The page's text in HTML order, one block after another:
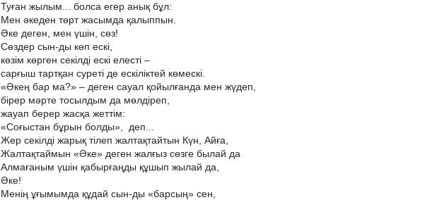
Туған жылым... болса егер анық бұл:
Мен әкеден төрт жасымда қалыппын.
Әке деген, мен үшін, сөз!
Сөздер сын-ды көп ескі,
көзім көрген секілді ескі елесті –
сарғыш тартқан суреті де ескіліктей көмескі.
«Әкең бар ма?» – деген сауал қойылғанда мен жүдеп,
бірер мәрте тосылдым да мөлдіреп,
жауап берер жасқа жеттім:
«Соғыстан бұрын болды», деп...
Жер секілді жарық тілеп жалтақтайтын Күн, Айға,
Жалтақтаймын «Әке» деген жалғыз сөзге былай да
Алмағаным үшін қабырғаңды құшып жылай да,
Әке!
Менің ұғымымда құдай сын-ды «барсың» сен,